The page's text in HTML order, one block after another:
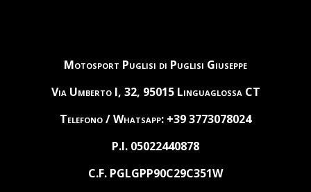
Motosport Puglisi di Puglisi Giuseppe
Via Umberto I, 32, 95015 Linguaglossa CT
Telefono / Whatsapp: +39 3773078024
P.I. 05022440878
C.F. PGLGPP90C29C351W